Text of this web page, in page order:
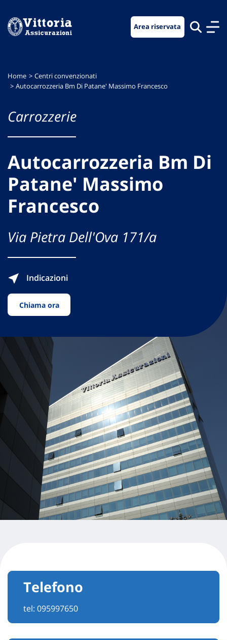
menu
contenuto
footer
Area riservata
Home
Centri convenzionati
Autocarrozzeria Bm Di Patane' Massimo Francesco
Carrozzerie
Autocarrozzeria Bm Di
Patane' Massimo
Francesco
Via Pietra Dell'Ova 171/a
Indicazioni
Chiama ora
Telefono
tel: 095997650